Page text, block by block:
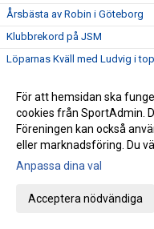
Årsbästa av Robin i Göteborg
Klubbrekord på JSM
Löparnas Kväll med Ludvig i
Skelleftespelen
Robin nära att slå
Domare från IFK Umeå på U23
Härliga Världsungdomsspelen
Löparnas Kväll i hela
Robin 3:a och Karsten 5:a i
För att hemsidan ska
cookies från SportAdmin.
Föreningen kan också
eller marknadsföring. Du
Anpassa dina val
Acceptera nödvändiga